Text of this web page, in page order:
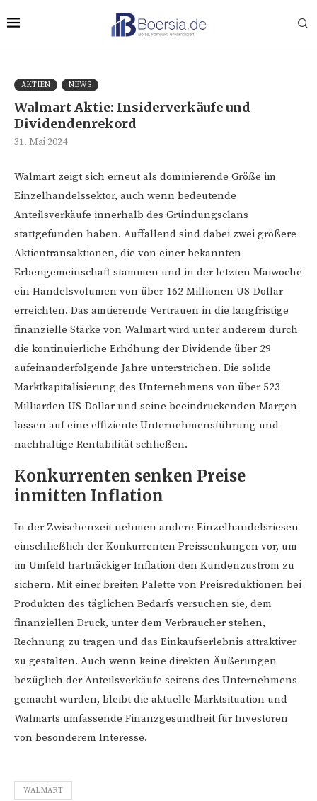
AKTIEN NEWS
Walmart Aktie: Insiderverkäufe und
Dividendenrekord
31. Mai 2024
Walmart zeigt sich erneut als dominierende Größe im
Einzelhandelssektor, auch wenn bedeutende
Anteilsverkäufe innerhalb des Gründungsclans
stattgefunden haben. Auffallend sind dabei zwei größere
Aktientransaktionen, die von einer bekannten
Erbengemeinschaft stammen und in der letzten Maiwoche
ein Handelsvolumen von über 162 Millionen US-Dollar
erreichten. Das amtierende Vertrauen in die langfristige
finanzielle Stärke von Walmart wird unter anderem durch
die kontinuierliche Erhöhung der Dividende über 29
aufeinanderfolgende Jahre unterstrichen. Die solide
Marktkapitalisierung des Unternehmens von über 523
Milliarden US-Dollar und seine beeindruckenden Margen
lassen auf eine effiziente Unternehmensführung und
nachhaltige Rentabilität schließen.
Konkurrenten senken Preise
inmitten Inflation
In der Zwischenzeit nehmen andere Einzelhandelsriesen
einschließlich der Konkurrenten Preissenkungen vor, um
im Umfeld hartnäckiger Inflation den Kundenzustrom zu
sichern. Mit einer breiten Palette von Preisreduktionen bei
Produkten des täglichen Bedarfs versuchen sie, dem
finanziellen Druck, unter dem Verbraucher stehen,
Rechnung zu tragen und das Einkaufserlebnis attraktiver
zu gestalten. Auch wenn keine direkten Äußerungen
bezüglich der Anteilsverkäufe seitens des Unternehmens
gemacht wurden, bleibt die aktuelle Marktsituation und
Walmarts umfassende Finanzgesundheit für Investoren
von besonderem Interesse.
WALMART